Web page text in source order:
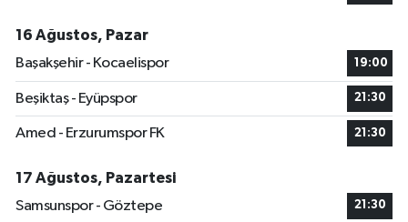
16 Ağustos, Pazar
Başakşehir - Kocaelispor
19:00
Beşiktaş - Eyüpspor 21:30
Amed - Erzurumspor FK 21:30
17 Ağustos, Pazartesi
Samsunspor - Göztepe
21:30